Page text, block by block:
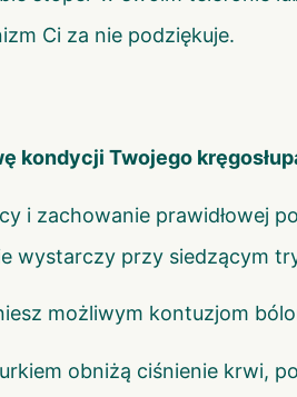
Ci za nie podziękuje.
kondycji Twojego
i zachowanie prawidłowej
wystarczy przy siedzącym
możliwym kontuzjom
obniżą ciśnienie krwi,